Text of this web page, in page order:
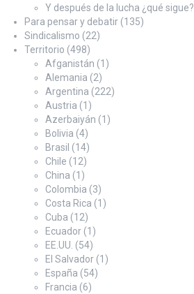
Y después de la lucha ¿qué sigue?
Para pensar y debatir (135)
Sindicalismo (22)
Territorio (498)
Afganistán (1)
Alemania (2)
Argentina (222)
Austria (1)
Azerbaiyán (1)
Bolivia (4)
Brasil (14)
Chile (12)
China (1)
Colombia (3)
Costa Rica (1)
Cuba (12)
Ecuador (1)
EE.UU. (54)
El Salvador (1)
España (54)
Francia (6)